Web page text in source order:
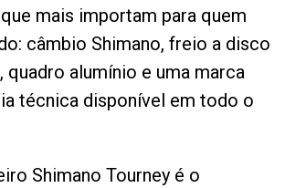
mais importam para quem
câmbio Shimano, freio a disco
quadro alumínio e uma marca
técnica disponível em todo o
Shimano Tourney é o